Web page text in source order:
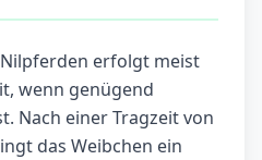
erfolgt meist
wenn genügend
Nach einer Tragzeit von
das Weibchen ein